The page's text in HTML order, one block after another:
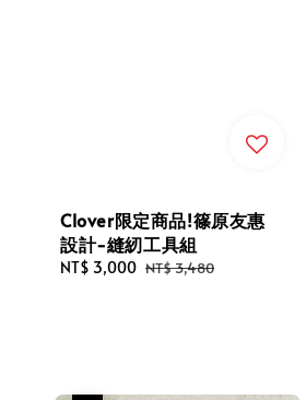
Clover限定商品!篠原友惠
設計-縫紉工具組
Sale
NT$ 3,000 Regular
NT$ 3,480